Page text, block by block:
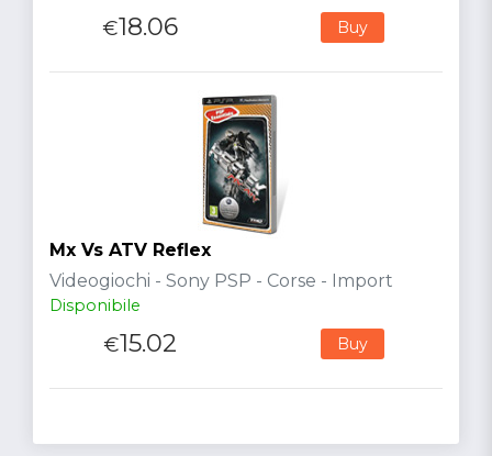
€18.06 Buy
Mx Vs ATV Reflex
Videogiochi - Sony PSP - Corse - Import
Disponibile
€15.02 Buy